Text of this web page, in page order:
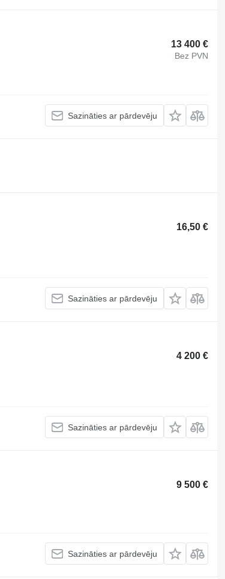
13 400 €
Bez PVN
Sazināties ar pārdevēju
16,50 €
Sazināties ar pārdevēju
4 200 €
Sazināties ar pārdevēju
9 500 €
Sazināties ar pārdevēju